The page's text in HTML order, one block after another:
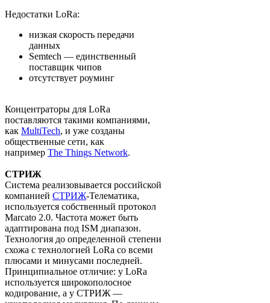
Недостатки LoRa:
низкая скорость передачи
данных
Semtech — единственный
поставщик чипов
отсутствует роуминг
Концентраторы для LoRa
поставляются такими компаниями,
как MultiTech, и уже созданы
общественные сети, как
например The Things Network.
СТРИЖ
Система реализовывается российской
компанией СТРИЖ-Телематика,
используется собственный протокол
Marcato 2.0. Частота может быть
адаптирована под ISM диапазон.
Технология до определенной степени
схожа с технологией LoRa со всеми
плюсами и минусами последней.
Принципиальное отличие: у LoRa
используется широкополосное
кодирование, а у СТРИЖ —